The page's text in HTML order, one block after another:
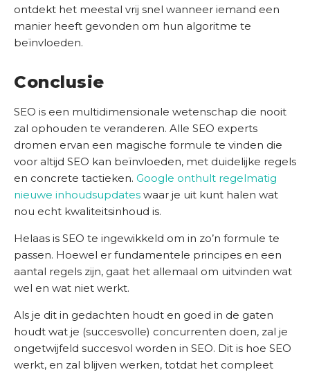
ontdekt het meestal vrij snel wanneer iemand een
manier heeft gevonden om hun algoritme te
beïnvloeden.
Conclusie
SEO is een multidimensionale wetenschap die nooit
zal ophouden te veranderen. Alle SEO experts
dromen ervan een magische formule te vinden die
voor altijd SEO kan beïnvloeden, met duidelijke regels
en concrete tactieken. Google onthult regelmatig
nieuwe inhoudsupdates waar je uit kunt halen wat
nou echt kwaliteitsinhoud is.
Helaas is SEO te ingewikkeld om in zo’n formule te
passen. Hoewel er fundamentele principes en een
aantal regels zijn, gaat het allemaal om uitvinden wat
wel en wat niet werkt.
Als je dit in gedachten houdt en goed in de gaten
houdt wat je (succesvolle) concurrenten doen, zal je
ongetwijfeld succesvol worden in SEO. Dit is hoe SEO
werkt, en zal blijven werken, totdat het compleet